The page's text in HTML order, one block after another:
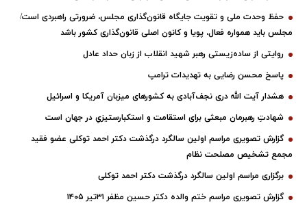
حفظ وحدت ملی و تقویت جایگاه قانون‌گذاری مجلس، ضرورتی راهبردی است/
مجلس باید همواره فعال، پویا و کانون اصلی قانون‌گذاری کشور باشد
روایتی از ساده‌زیستی رهبر شهید انقلاب از زبان حداد عادل
پاسخ محسن رضایی به تهدیدات ترامپ
هشدار آیت الله دری نجف‌آبادی به کشورهای میزبان آمریکا و اسرائیل
شهادتِ رهبرمان مبعثی برای استقامت و استکبارستیزیِ در جهان است
گزارش تصویری مراسم اولین سالگرد درگذشت دکتر احمد توکلی عضو فقید
مجمع تشخیص مصلحت نظام
برگزاری مراسم اولین سالگرد درگذشت دکتر احمد توکلی
گزارش تصویری مراسم ختم والده دکتر حسین مظفر ۳۱تیر ۱۴۰۵